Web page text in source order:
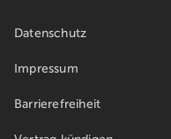
Datenschutz
Impressum
Barrierefreiheit